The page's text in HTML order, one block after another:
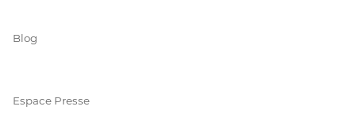
Blog
Espace Presse